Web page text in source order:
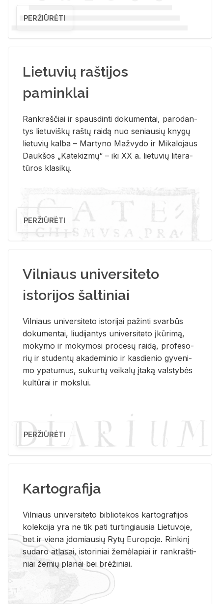
PERŽIŪRĖTI
Lietuvių raštijos
paminklai
Rank­raš­čiai ir spaus­din­ti do­ku­men­tai, pa­ro­dan­
tys lie­tu­viš­kų raš­tų rai­dą nuo se­niau­sių kny­gų
lie­tu­vių kal­ba – Mar­ty­no Ma­žvy­do ir Mi­ka­lo­jaus
Dauk­šos „Ka­te­kiz­mų“ – iki XX a. lie­tu­vių li­te­ra­
tū­ros kla­si­kų.
PERŽIŪRĖTI
Vilniaus universiteto
istorijos šaltiniai
Vil­niaus uni­ver­si­te­to is­to­ri­jai pa­žin­ti svar­būs
do­ku­men­tai, liu­di­jan­tys uni­ver­si­te­to įkū­ri­mą,
mo­ky­mo ir mo­ky­mo­si pro­ce­sų rai­dą, pro­fe­so­
rių ir stu­den­tų aka­de­mi­nio ir kas­die­nio gy­ve­ni­
mo ypa­tu­mus, su­kur­tų vei­ka­lų įta­ką vals­ty­bės
kul­tū­rai ir moks­lui.
PERŽIŪRĖTI
Kartografija
Vil­niaus uni­ver­si­te­to bi­b­lio­te­kos kar­to­gra­fi­jos
ko­lek­ci­ja yra ne tik pati tur­tin­giau­sia Lie­tu­vo­je,
bet ir vie­na įdo­miau­sių Rytų Eu­ro­po­je. Rin­ki­nį
su­da­ro at­la­sai, is­to­ri­niai že­mė­la­piai ir rank­raš­ti­
niai že­mių pla­nai bei brė­ži­niai.